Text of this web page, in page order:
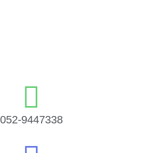
052-9447338